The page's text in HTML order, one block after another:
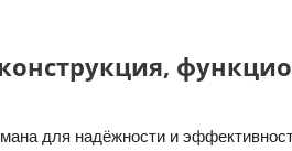
для надёжности и